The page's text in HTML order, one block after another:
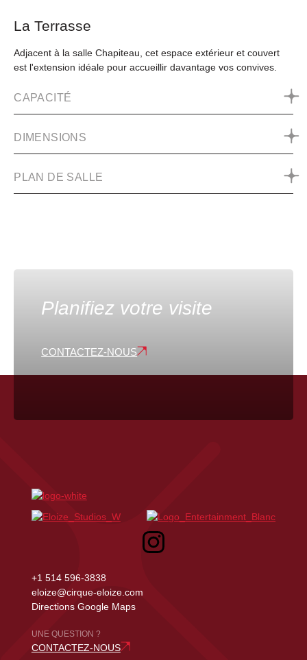
La Terrasse
Adjacent à la salle Chapiteau, cet espace extérieur et couvert
est l'extension idéale pour accueillir davantage vos convives.
CAPACITÉ
DIMENSIONS
PLAN DE SALLE
Planifiez votre visite
CONTACTEZ-NOUS
Cirque Éloize
Éloize Studios Eloize entertainment
+1 514 596-3838
eloize@cirque-eloize.com
Directions Google Maps
UNE QUESTION ?
CONTACTEZ-NOUS